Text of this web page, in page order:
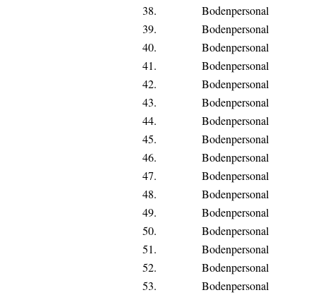
38.
Bodenpersonal
39.
Bodenpersonal
40.
Bodenpersonal
41.
Bodenpersonal
42.
Bodenpersonal
43.
Bodenpersonal
44.
Bodenpersonal
45.
Bodenpersonal
46.
Bodenpersonal
47.
Bodenpersonal
48.
Bodenpersonal
49.
Bodenpersonal
50.
Bodenpersonal
51.
Bodenpersonal
52.
Bodenpersonal
53.
Bodenpersonal